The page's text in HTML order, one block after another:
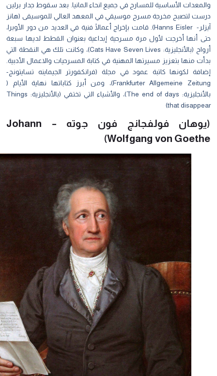
الأساسية للمسارح في جميع انحاء المانيا. بعد سقوط جدار برلين
لتصبح مخرجة مسرح موسيقي في المعهد العالي للموسيقى (هانز
آيزلر- Hanns Eisler). قامت بإخراج أعمالًا فنية في العديد من دور الأوبرا،
أنها أخرجت لأول مرة مسرحية إبداعية بعنوان القطط لديها سبعة
أرواح (بالأنجليزية: Cats Have Seven Lives)، وكانت تلك هي النقطة التي
منها بتعزيز مسيرتها المهنية في كتابة المسرحيات والاعمال الأدبية.
لكونها كاتبة عمود في مجلة (فرانكفورتر الجيماينه تسايتونج-
Frankfurter Allgemeine Zeitung)، ومن أبرز كتاباتها نهاية الأيام (
بالأنجليزية: The end of days)، والأشياء التي تختفي (بالأنجليزية: Things
that
(يوهان فولفجانج فون جوته – Johann
Wolfgang von